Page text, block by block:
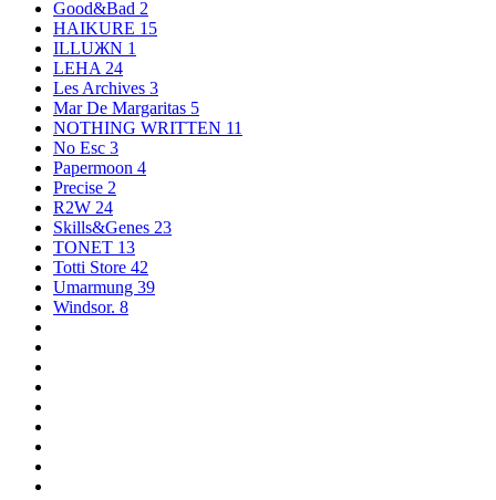
Good&Bad 2
HAIKURE 15
ILLUЖN 1
LEHA 24
Les Archives 3
Mar De Margaritas 5
NOTHING WRITTEN 11
No Esc 3
Papermoon 4
Precise 2
R2W 24
Skills&Genes 23
TONET 13
Totti Store 42
Umarmung 39
Windsor. 8